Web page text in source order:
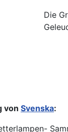
Die
von Svenska: